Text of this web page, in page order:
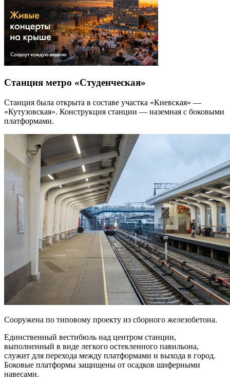
Станция метро «Студенческая»
Станция была открыта в составе участка «Киевская» —
«Кутузовская». Конструкция станции — наземная с боковыми
платформами.
Сооружена по типовому проекту из сборного железобетона.
Единственный вестибюль над центром станции,
выполненный в виде легкого остекленного павильона,
служит для перехода между платформами и выхода в город.
Боковые платформы защищены от осадков шиферными
навесами.